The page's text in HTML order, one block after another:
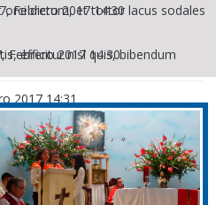
Febrero 2017 14:30
orci dictum, et tortor lacus sodales
Febrero 2017 14:30
efficitur nisl quis, bibendum
2017 14:31